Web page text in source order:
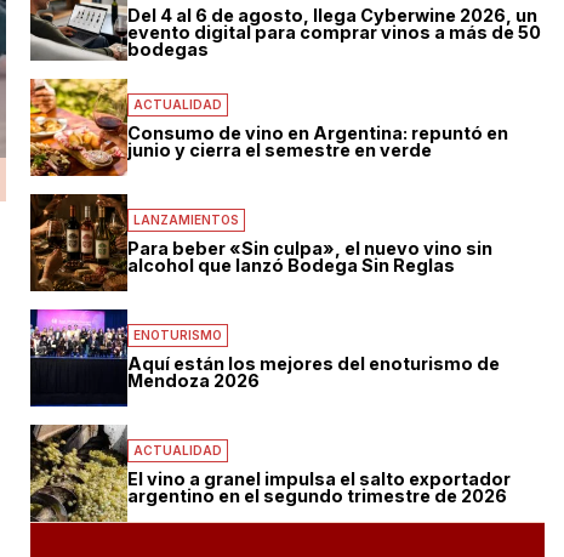
Del 4 al 6 de agosto, llega Cyberwine 2026, un
evento digital para comprar vinos a más de 50
bodegas
ACTUALIDAD
Consumo de vino en Argentina: repuntó en
junio y cierra el semestre en verde
LANZAMIENTOS
Para beber «Sin culpa», el nuevo vino sin
alcohol que lanzó Bodega Sin Reglas
ENOTURISMO
Aquí están los mejores del enoturismo de
Mendoza 2026
ACTUALIDAD
El vino a granel impulsa el salto exportador
argentino en el segundo trimestre de 2026